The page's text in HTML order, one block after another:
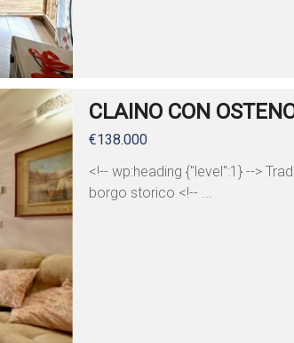
CLAINO CON
€138.000
<!-- wp:heading {"level":1} -->
borgo storico <!-- ...